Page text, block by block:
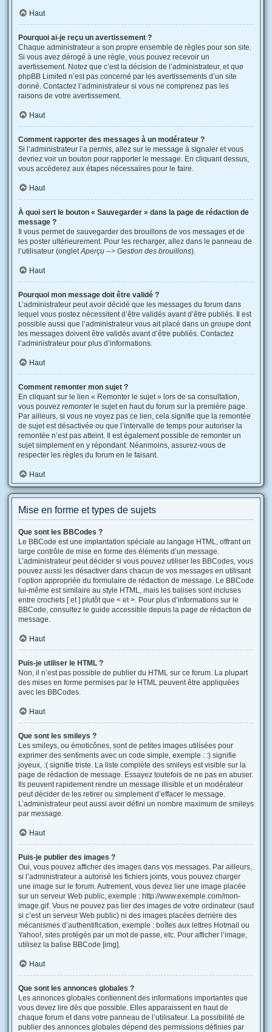
Haut
Pourquoi ai-je reçu un avertissement ?
Chaque administrateur a son propre ensemble de règles pour son site.
Si vous avez dérogé à une règle, vous pouvez recevoir un
avertissement. Notez que c’est la décision de l’administrateur, et que
phpBB Limited n’est pas concerné par les avertissements d’un site
donné. Contactez l’administrateur si vous ne comprenez pas les
raisons de votre avertissement.
Haut
Comment rapporter des messages à un modérateur ?
Si l’administrateur l’a permis, allez sur le message à signaler et vous
devriez voir un bouton pour rapporter le message. En cliquant dessus,
vous accéderez aux étapes nécessaires pour le faire.
Haut
À quoi sert le bouton « Sauvegarder » dans la page de rédaction de
message ?
Il vous permet de sauvegarder des brouillons de vos messages et de
les poster ultérieurement. Pour les recharger, allez dans le panneau de
l’utilisateur (ongletAperçu --> Gestion des brouillons).
Haut
Pourquoi mon message doit être validé ?
L’administrateur peut avoir décidé que les messages du forum dans
lequel vous postez nécessitent d’être validés avant d’être publiés. Il est
possible aussi que l’administrateur vous ait placé dans un groupe dont
les messages doivent être validés avant d’être publiés. Contactez
l’administrateur pour plus d’informations.
Haut
Comment remonter mon sujet ?
En cliquant sur le lien « Remonter le sujet » lors de sa consultation,
vous pouvez remonterle sujet en haut du forum sur la première page.
Par ailleurs, si vous ne voyez pas ce lien, cela signifie que la remontée
de sujet est désactivée ou que l’intervalle de temps pour autoriser la
remontée n’est pas atteint. Il est également possible de remonter un
sujet simplement en y répondant. Néanmoins, assurez-vous de
respecter les règles du forum en le faisant.
Haut
Mise en forme et types de sujets
Que sont les BBCodes ?
Le BBCode est une implantation spéciale au langage HTML, offrant un
large contrôle de mise en forme des éléments d’un message.
L’administrateur peut décider si vous pouvez utiliser les BBCodes, vous
pouvez aussi les désactiver dans chacun de vos messages en utilisant
l’option appropriée du formulaire de rédaction de message. Le BBCode
lui-même est similaire au style HTML, mais les balises sont incluses
entre crochets [ et ] plutôt que < et >. Pour plus d’informations sur le
BBCode, consultez le guide accessible depuis la page de rédaction de
message.
Haut
Puis-je utiliser le HTML ?
Non, il n’est pas possible de publier du HTML sur ce forum. La plupart
des mises en forme permises par le HTML peuvent être appliquées
avec les BBCodes.
Haut
Que sont les smileys ?
Les smileys, ou émoticônes, sont de petites images utilisées pour
exprimer des sentiments avec un code simple, exemple : :) signifie
joyeux, :( signifie triste. La liste complète des smileys est visible sur la
page de rédaction de message. Essayez toutefois de ne pas en abuser.
Ils peuvent rapidement rendre un message illisible et un modérateur
peut décider de les retirer ou simplement d’effacer le message.
L’administrateur peut aussi avoir défini un nombre maximum de smileys
par message.
Haut
Puis-je publier des images ?
Oui, vous pouvez afficher des images dans vos messages. Par ailleurs,
si l’administrateur a autorisé les fichiers joints, vous pouvez charger
une image sur le forum. Autrement, vous devez lier une image placée
sur un serveur Web public, exemple : http://www.exemple.com/mon-
image.gif. Vous ne pouvez pas lier des images de votre ordinateur (sauf
si c’est un serveur Web public) ni des images placées derrière des
mécanismes d’authentification, exemple : boîtes aux lettres Hotmail ou
Yahoo!, sites protégés par un mot de passe, etc. Pour afficher l’image,
utilisez la balise BBCode [img].
Haut
Que sont les annonces globales ?
Les annonces globales contiennent des informations importantes que
vous devez lire dès que possible. Elles apparaissent en haut de
chaque forum et dans votre panneau de l’utilisateur. La possibilité de
publier des annonces globales dépend des permissions définies par